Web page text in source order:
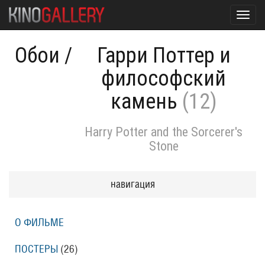
Обои /
Гарри Поттер и
философский
камень (12)
Harry Potter and the Sorcerer's
Stone
навигация
О ФИЛЬМЕ
ПОСТЕРЫ (26)